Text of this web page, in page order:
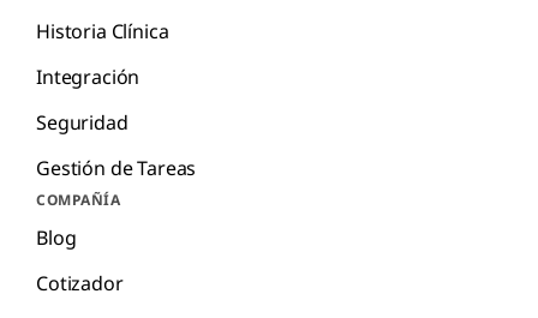
Historia Clínica
Integración
Seguridad
Gestión de Tareas
COMPAÑÍA
Blog
Cotizador